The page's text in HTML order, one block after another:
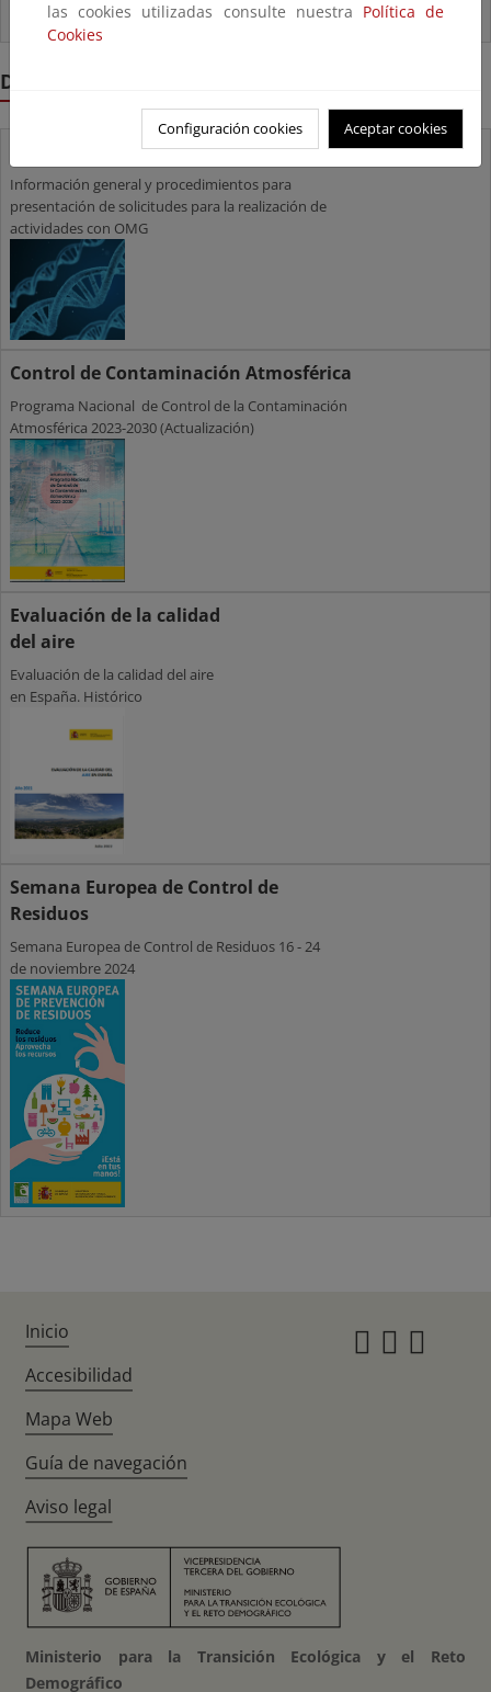
DESTACADOS
Información general y procedimientos para
presentación de solicitudes para la realización de
actividades con OMG
Control de Contaminación Atmosférica
Programa Nacional de Control de la Contaminación
Atmosférica 2023-2030 (Actualización)
Evaluación de la calidad
del aire
Evaluación de la calidad del aire
en España. Histórico
Semana Europea de Control de
Residuos
Semana Europea de Control de Residuos 16 - 24
de noviembre 2024
las cookies utilizadas consulte nuestra Política de
Cookies
Configuración cookies Aceptar cookies
Inicio
Accesibilidad
Mapa Web
Guía de navegación
Aviso legal
Ministerio para la Transición Ecológica y el Reto
Demográfico